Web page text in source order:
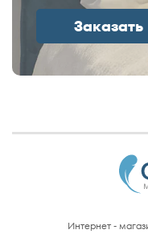
Заказать
Интернет -